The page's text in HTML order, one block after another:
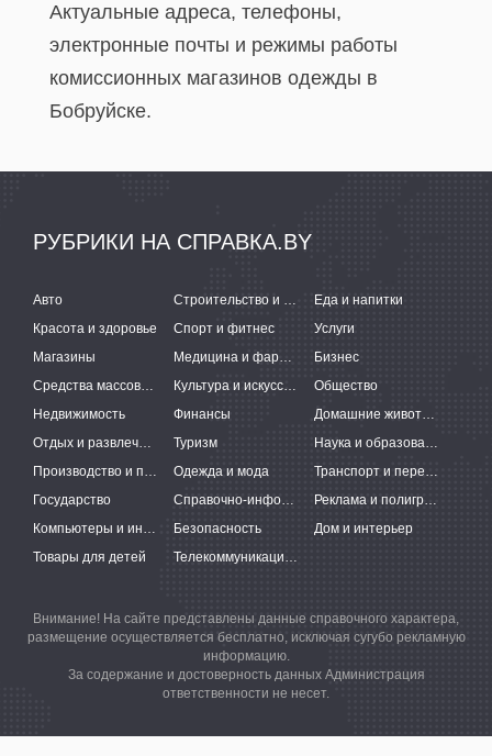
Актуальные адреса, телефоны,
электронные почты и режимы работы
комиссионных магазинов одежды в
Бобруйске.
РУБРИКИ НА СПРАВКА.BY
Авто Строительство и ремонт
Еда и напитки
Красота и здоровье
Спорт и фитнес
Услуги
Магазины
Медицина и фармацевтика
Бизнес
Средства массовой информации
Культура и искусство
Общество
Недвижимость
Финансы
Домашние животные
Отдых и развлечения
Туризм
Наука и образование
Производство и поставки
Одежда и мода
Транспорт и перевозки
Государство
Справочно-информационные системы
Реклама и полиграфия
Компьютеры и интернет
Безопасность
Дом и интерьер
Товары для детей
Телекоммуникации и связь
Внимание! На сайте представлены данные справочного характера,
размещение осуществляется бесплатно, исключая сугубо рекламную
информацию.
За содержание и достоверность данных Администрация
ответственности не несет.